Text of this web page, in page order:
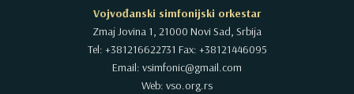
Vojvođanski simfonijski orkestar
Zmaj Jovina 1, 21000 Novi Sad, Srbija
Tel: +381216622731 Fax: +38121446095
Email: vsimfonic@gmail.com
Web: vso.org.rs